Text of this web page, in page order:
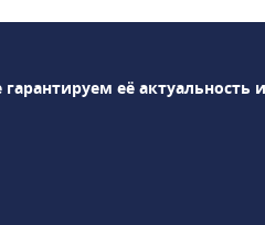
её актуальность